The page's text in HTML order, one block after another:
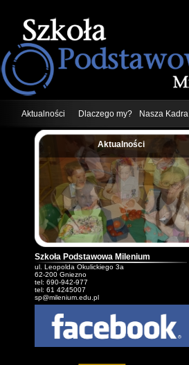
Aktualności Dlaczego my? Nasza Kadra
Aktualności
Szkoła Podstawowa Milenium
ul. Leopolda Okulickiego 3a
62-200 Gniezno
tel: 690-942-977
tel: 61 4245007
sp@milenium.edu.pl